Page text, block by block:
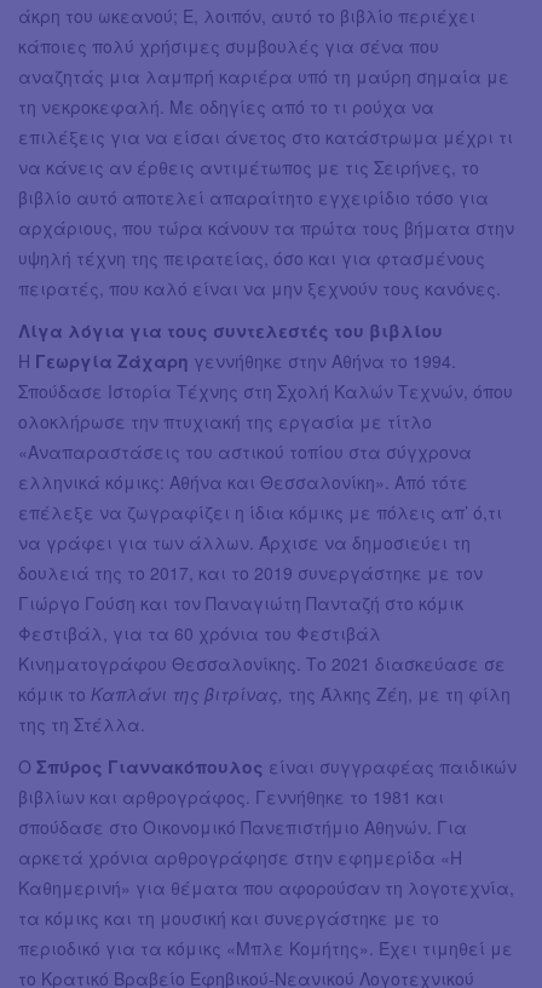
άκρη του ωκεανού; Ε, λοιπόν, αυτό το βιβλίο περιέχει
κάποιες πολύ χρήσιμες συμβουλές για σένα που
αναζητάς μια λαμπρή καριέρα υπό τη μαύρη σημαία με
τη νεκροκεφαλή. Με οδηγίες από το τι ρούχα να
επιλέξεις για να είσαι άνετος στο κατάστρωμα μέχρι τι
να κάνεις αν έρθεις αντιμέτωπος με τις Σειρήνες, το
βιβλίο αυτό αποτελεί απαραίτητο εγχειρίδιο τόσο για
αρχάριους, που τώρα κάνουν τα πρώτα τους βήματα στην
υψηλή τέχνη της πειρατείας, όσο και για φτασμένους
πειρατές, που καλό είναι να μην ξεχνούν τους κανόνες.
Λίγα λόγια για τους συντελεστές του βιβλίου
Η Γεωργία Ζάχαρη γεννήθηκε στην Αθήνα το 1994.
Σπούδασε Ιστορία Τέχνης στη Σχολή Καλών Τεχνών, όπου
ολοκλήρωσε την πτυχιακή της εργασία με τίτλο
«Αναπαραστάσεις του αστικού τοπίου στα σύγχρονα
ελληνικά κόμικς: Αθήνα και Θεσσαλονίκη». Από τότε
επέλεξε να ζωγραφίζει η ίδια κόμικς με πόλεις απ’ ό,τι
να γράφει για των άλλων. Άρχισε να δημοσιεύει τη
δουλειά της το 2017, και το 2019 συνεργάστηκε με τον
Γιώργο Γούση και τον Παναγιώτη Πανταζή στο κόμικ
Φεστιβάλ, για τα 60 χρόνια του Φεστιβάλ
Κινηματογράφου Θεσσαλονίκης. Το 2021 διασκεύασε σε
κόμικ το Καπλάνι της βιτρίνας, της Άλκης Ζέη, με τη φίλη
της τη Στέλλα.
Ο Σπύρος Γιαννακόπουλος είναι συγγραφέας παιδικών
βιβλίων και αρθρογράφος. Γεννήθηκε το 1981 και
σπούδασε στο Οικονομικό Πανεπιστήμιο Αθηνών. Για
αρκετά χρόνια αρθρογράφησε στην εφημερίδα «Η
Καθημερινή» για θέματα που αφορούσαν τη λογοτεχνία,
τα κόμικς και τη μουσική και συνεργάστηκε με το
περιοδικό για τα κόμικς «Μπλε Κομήτης». Έχει τιμηθεί με
το Κρατικό Βραβείο Εφηβικού-Νεανικού Λογοτεχνικού